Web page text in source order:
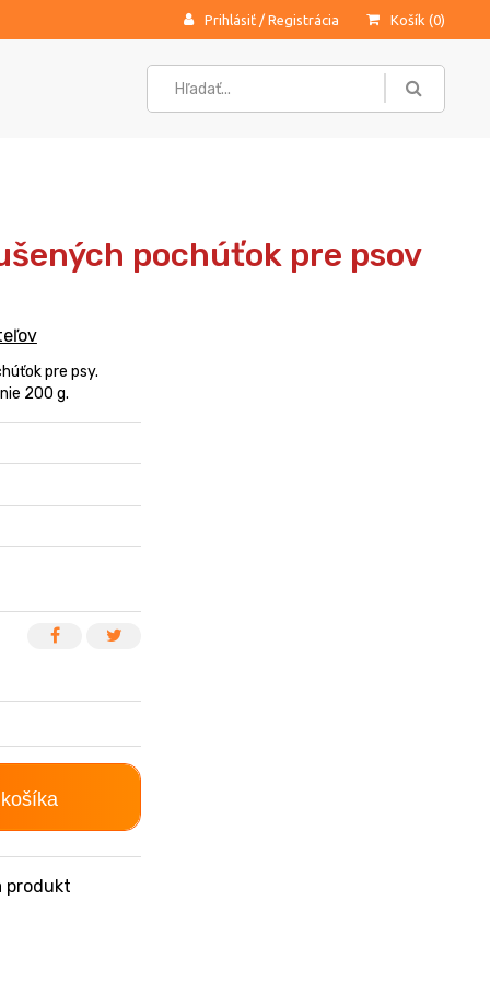
Prihlásiť / Registrácia Košík (0)
pochúťok pre psov
pre psy.
200 g.
produkt